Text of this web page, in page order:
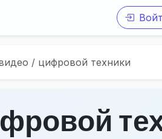
/ цифровой техники